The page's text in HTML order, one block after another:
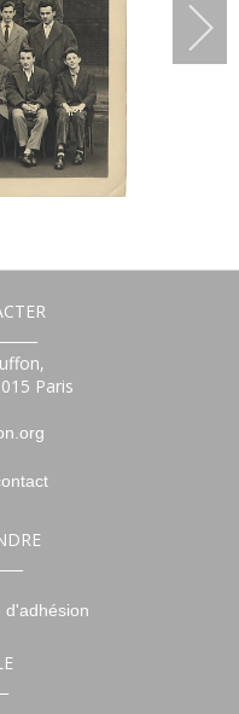
Paris
d'adhésion